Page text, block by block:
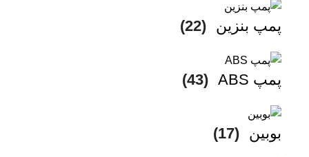
پمپ بنزین (22)
پمپ ABS (43)
بوبین (17)